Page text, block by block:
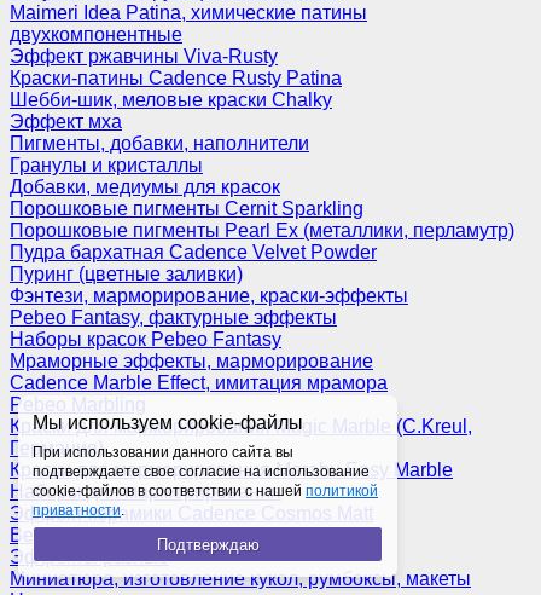
Maimeri Idea Patina, химические патины
двухкомпонентные
Эффект ржавчины Viva-Rusty
Краски-патины Cadence Rusty Patina
Шебби-шик, меловые краски Chalky
Эффект мха
Пигменты, добавки, наполнители
Гранулы и кристаллы
Добавки, медиумы для красок
Порошковые пигменты Cernit Sparkling
Порошковые пигменты Pearl Ex (металлики, перламутр)
Пудра бархатная Cadence Velvet Powder
Пуринг (цветные заливки)
Фэнтези, марморирование, краски-эффекты
Pebeo Fantasy, фактурные эффекты
Наборы красок Pebeo Fantasy
Мраморные эффекты, марморирование
Cadence Marble Effect, имитация мрамора
Pebeo Marbling
Краски для марморирования Magic Marble (C.Kreul,
Германия)
Краски для марморирования Marabu Easy Marble
Наборы для марморирования
Эффект керамики Cadence Cosmos Matt
Венецианская штукатурка
Эффекты разные
Миниатюра, изготовление кукол, румбоксы, макеты
Мы используем cookie-файлы
При использовании данного сайта вы
подтверждаете свое согласие на использование
cookie-файлов в соответствии с нашей политикой
приватности.
Подтверждаю